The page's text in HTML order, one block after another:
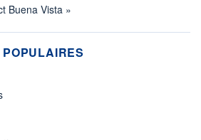
Buena Vista »